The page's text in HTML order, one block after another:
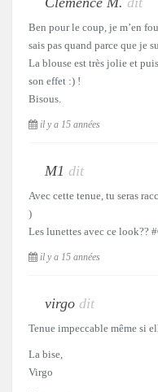
Ben pour le coup, je m’en
sais pas quand parce que je
La blouse est très jolie et
son effet :) !
Bisous.
il y a 15 années
M1 dit
Avec cette tenue, tu seras
)
Les lunettes avec ce look??
il y a 15 années
virgo dit
Tenue impeccable même si
La bise,
Virgo